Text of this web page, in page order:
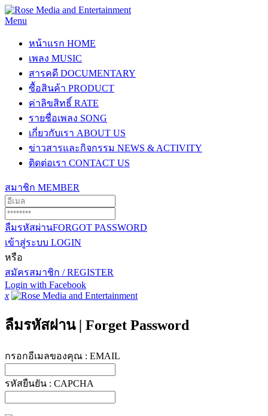
Menu
หน้าแรก HOME
เพลง MUSIC
สารคดี DOCUMENTARY
ซื้อสินค้า PRODUCT
ค่าลิขสิทธิ์ RATE
รายชื่อเพลง SONG
เกี่ยวกับเรา ABOUT US
ข่าวสารและกิจกรรม NEWS & ACTIVITY
ติดต่อเรา CONTACT US
สมาชิก MEMBER
ลืมรหัสผ่านFORGOT PASSWORD
เข้าสู่ระบบ LOGIN
หรือ
สมัครสมาชิก / REGISTER
Login with Facebook
x
ลืมรหัสผ่าน | Forget Password
กรอกอีเมลของคุณ : EMAIL
รหัสยืนยัน : CAPCHA